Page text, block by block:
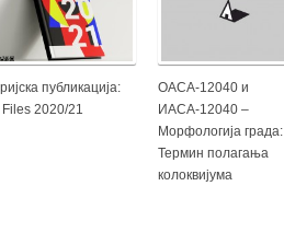
публикација:
Files 2020/21
ОАСА-12040 и
ИАСА-12040 –
Морфологија града:
Термин полагања
колоквијума